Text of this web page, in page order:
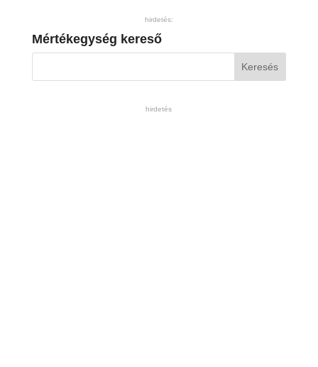
hirdetés:
Mértékegység kereső
hirdetés